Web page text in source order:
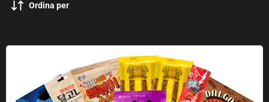
Ordina per
Dalgona: scatola a sorpresa con dolci coreani